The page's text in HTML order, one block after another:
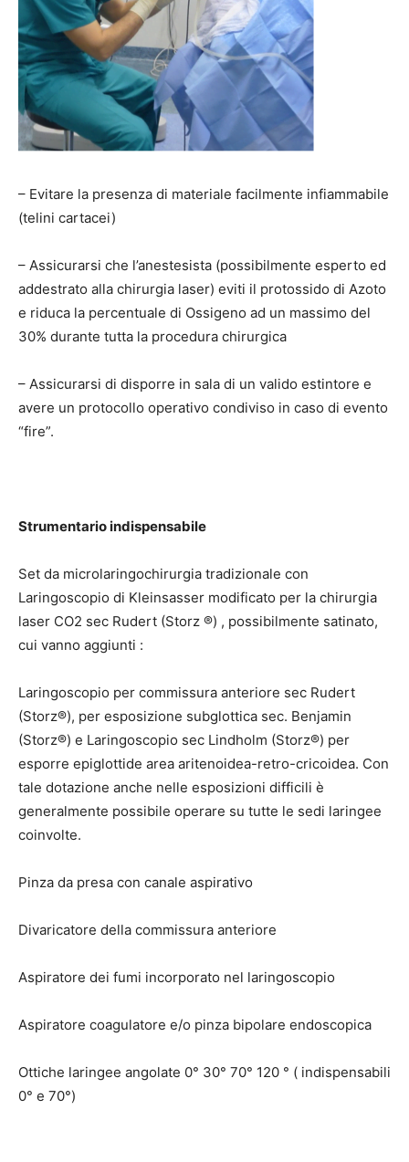
– Evitare la presenza di materiale facilmente infiammabile
(telini cartacei)
– Assicurarsi che l’anestesista (possibilmente esperto ed
addestrato alla chirurgia laser) eviti il protossido di Azoto
e riduca la percentuale di Ossigeno ad un massimo del
30% durante tutta la procedura chirurgica
– Assicurarsi di disporre in sala di un valido estintore e
avere un protocollo operativo condiviso in caso di evento
“fire”.
Strumentario indispensabile
Set da microlaringochirurgia tradizionale con
Laringoscopio di Kleinsasser modificato per la chirurgia
laser CO2 sec Rudert (Storz ®) , possibilmente satinato,
cui vanno aggiunti :
Laringoscopio per commissura anteriore sec Rudert
(Storz®), per esposizione subglottica sec. Benjamin
(Storz®) e Laringoscopio sec Lindholm (Storz®) per
esporre epiglottide area aritenoidea-retro-cricoidea. Con
tale dotazione anche nelle esposizioni difficili è
generalmente possibile operare su tutte le sedi laringee
coinvolte.
Pinza da presa con canale aspirativo
Divaricatore della commissura anteriore
Aspiratore dei fumi incorporato nel laringoscopio
Aspiratore coagulatore e/o pinza bipolare endoscopica
Ottiche laringee angolate 0° 30° 70° 120 ° ( indispensabili
0° e 70°)